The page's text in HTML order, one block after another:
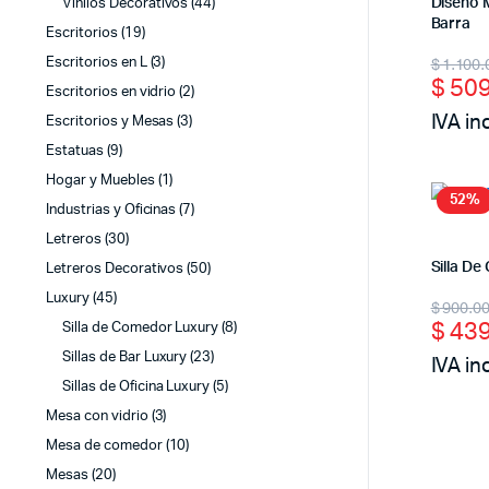
Diseño
Barra
$
price
was:
$
price
is:
IVA
52%
Silla De
$
price
was:
$
price
is:
IVA
Vinilos Decorativos (44)
Escritorios (19)
Escritorios en L (3)
Escritorios en vidrio (2)
Escritorios y Mesas (3)
Estatuas (9)
Hogar y Muebles (1)
Industrias y Oficinas (7)
Letreros (30)
Letreros Decorativos (50)
Luxury (45)
Silla de Comedor Luxury (8)
Sillas de Bar Luxury (23)
Sillas de Oficina Luxury (5)
Mesa con vidrio (3)
Mesa de comedor (10)
Mesas (20)